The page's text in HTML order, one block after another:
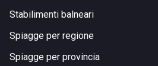
Stabilimenti balneari
Spiagge per regione
Spiagge per provincia